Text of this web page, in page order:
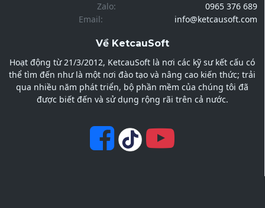
Zalo:
0965 376 689
Email:
info@ketcausoft.com
Về KetcauSoft
Hoạt động từ 21/3/2012, KetcauSoft là nơi các kỹ sư kết cấu có
thể tìm đến như là một nơi đào tạo và nâng cao kiến thức; trải
qua nhiều năm phát triển, bộ phần mềm của chúng tôi đã
được biết đến và sử dụng rộng rãi trên cả nước.